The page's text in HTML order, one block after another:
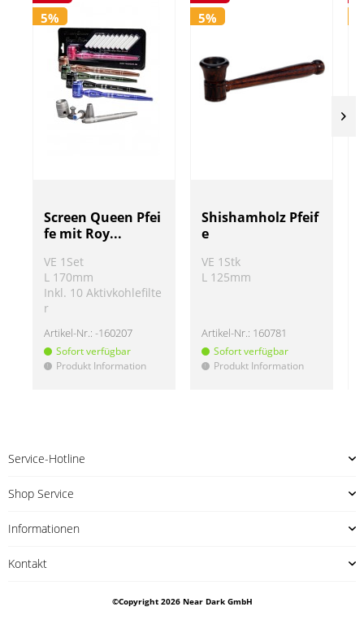
5%
Screen Queen Pfei
fe mit Roy...
VE 1Set
L 170mm
Inkl. 10 Aktivkohlefilte
r
Artikel-Nr.: -160207
Sofort verfügbar
! Produkt Information
5%
Shishamholz Pfeif
e
VE 1Stk
L 125mm
Artikel-Nr.: 160781
Sofort verfügbar
! Produkt Information
Service-Hotline
Shop Service
Informationen
Kontakt
©Copyright 2026 Near Dark GmbH